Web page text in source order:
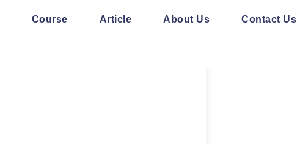
Course Article About Us Contact Us